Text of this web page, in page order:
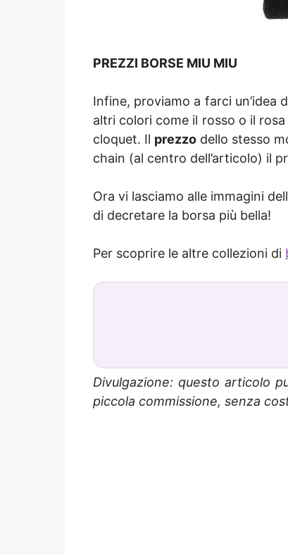
PREZZI BORSE MIU MIU
Infine, proviamo a farci un’idea
altri colori come il rosso o il
cloquet. Il prezzo dello stesso
chain (al centro dell’articolo) il
Ora vi lasciamo alle immagini
di decretare la borsa più bella!
Per scoprire le altre collezioni di
Divulgazione: questo articolo
piccola commissione, senza